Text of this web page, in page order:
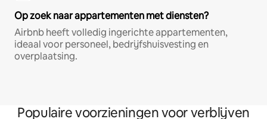
Op zoek naar appartementen met diensten?
Airbnb heeft volledig ingerichte appartementen,
ideaal voor personeel, bedrijfshuisvesting en
overplaatsing.
Populaire voorzieningen voor verblijven